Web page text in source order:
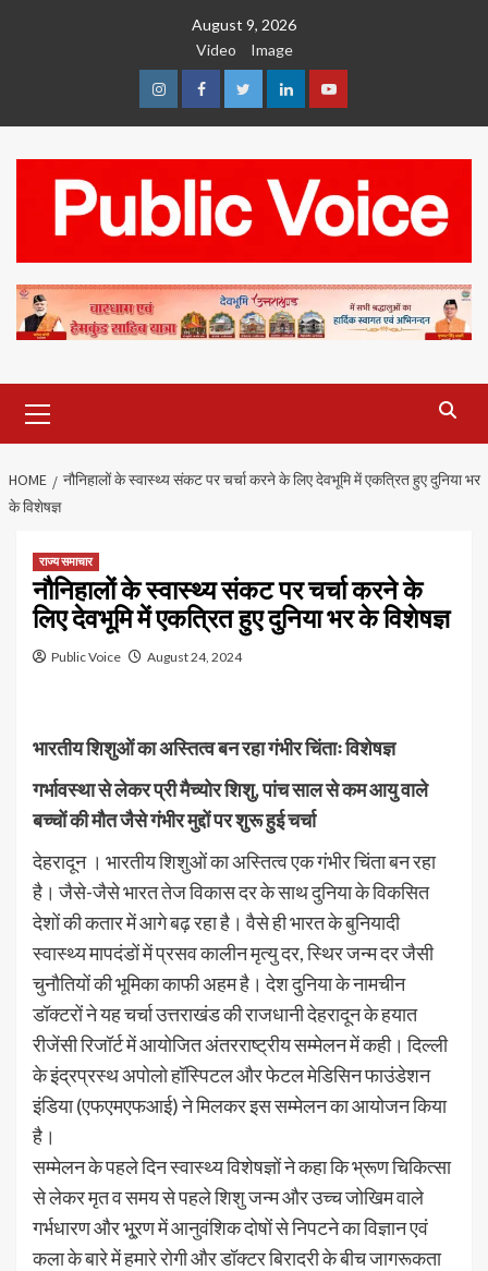
August 9, 2026
Video
Image
InstagramFacebookTwitterLinkedinYoutube
Menu
HOME
नौनिहालों के स्वास्थ्य संकट पर चर्चा करने के लिए देवभूमि में एकत्रित हुए दुनिया भर
के विशेषज्ञ
राज्य समाचार
नौनिहालों के स्वास्थ्य संकट पर चर्चा करने के
लिए देवभूमि में एकत्रित हुए दुनिया भर के विशेषज्ञ
Public Voice August 24, 2024
भारतीय शिशुओं का अस्तित्व बन रहा गंभीर चिंताः विशेषज्ञ
गर्भावस्था से लेकर प्री मैच्योर शिशु, पांच साल से कम आयु वाले
बच्चों की मौत जैसे गंभीर मुद्दों पर शुरू हुई चर्चा
देहरादून । भारतीय शिशुओं का अस्तित्व एक गंभीर चिंता बन रहा
है। जैसे-जैसे भारत तेज विकास दर के साथ दुनिया के विकसित
देशों की कतार में आगे बढ़ रहा है। वैसे ही भारत के बुनियादी
स्वास्थ्य मापदंडों में प्रसव कालीन मृत्यु दर, स्थिर जन्म दर जैसी
चुनौतियों की भूमिका काफी अहम है। देश दुनिया के नामचीन
डॉक्टरों ने यह चर्चा उत्तराखंड की राजधानी देहरादून के हयात
रीजेंसी रिजॉर्ट में आयोजित अंतरराष्ट्रीय सम्मेलन में कही। दिल्ली
के इंद्रप्रस्थ अपोलो हॉस्पिटल और फेटल मेडिसिन फाउंडेशन
इंडिया (एफएमएफआई) ने मिलकर इस सम्मेलन का आयोजन किया
है।
सम्मेलन के पहले दिन स्वास्थ्य विशेषज्ञों ने कहा कि भ्रूण चिकित्सा
से लेकर मृत व समय से पहले शिशु जन्म और उच्च जोखिम वाले
गर्भधारण और भू्रण में आनुवंशिक दोषों से निपटने का विज्ञान एवं
कला के बारे में हमारे रोगी और डॉक्टर बिरादरी के बीच जागरूकता